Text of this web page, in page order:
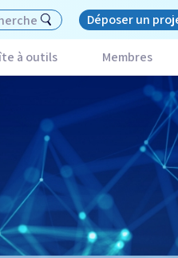
Déposer un
à outils Membres